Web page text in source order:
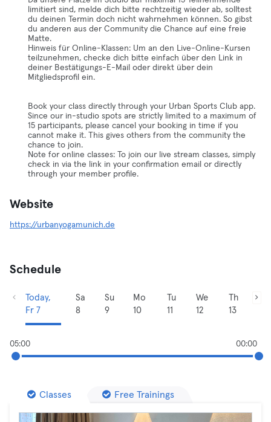
limitiert sind, melde dich bitte rechtzeitig wieder ab, solltest
du deinen Termin doch nicht wahrnehmen können. So gibst
du anderen aus der Community die Chance auf eine freie
Matte.
Hinweis für Online-Klassen: Um an den Live-Online-Kursen
teilzunehmen, checke dich bitte einfach über den Link in
deiner Bestätigungs-E-Mail oder direkt über dein
Mitgliedsprofil ein.
Book your class directly through your Urban Sports Club app.
Since our in-studio spots are strictly limited to a maximum of
15 participants, please cancel your booking in time if you
cannot make it. This gives others from the community the
chance to join.
Note for online classes: To join our live stream classes, simply
check in via the link in your confirmation email or directly
through your member profile.
Website
https://urbanyogamunich.de
Schedule
Today,
Fr 7
Sa
8
Su
9
Mo
10
Tu
11
We
12
Th
13
05:00 00:00
Classes Free Trainings